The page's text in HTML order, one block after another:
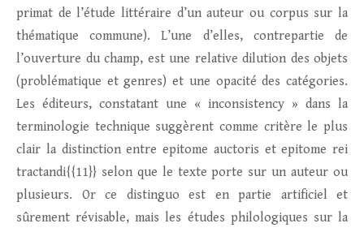
primat de l’étude littéraire d’un auteur ou corpus sur la
thématique commune). L’une d’elles, contrepartie de
l’ouverture du champ, est une relative dilution des objets
(problématique et genres) et une opacité des catégories.
Les éditeurs, constatant une « inconsistency » dans la
terminologie technique suggèrent comme critère le plus
clair la distinction entre epitome auctoris et epitome rei
tractandi{{11}} selon que le texte porte sur un auteur ou
plusieurs. Or ce distinguo est en partie artificiel et
sûrement révisable, mais les études philologiques sur la